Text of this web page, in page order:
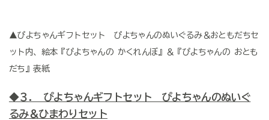
▲ぴよちゃんギフトセット ぴよちゃんのぬいぐるみ＆おともだちセ
ット内、絵本『ぴよちゃんの かくれんぼ』＆『ぴよちゃんの おとも
だち』表紙
◆３. ぴよちゃんギフトセット ぴよちゃんのぬいぐ
るみ＆ひまわりセット